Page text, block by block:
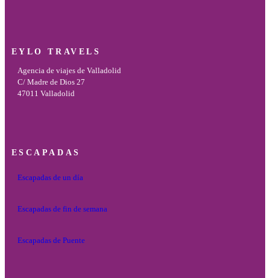
EYLO TRAVELS
Agencia de viajes de Valladolid
C/ Madre de Dios 27
47011 Valladolid
ESCAPADAS
Escapadas de un día
Escapadas de fin de semana
Escapadas de Puente